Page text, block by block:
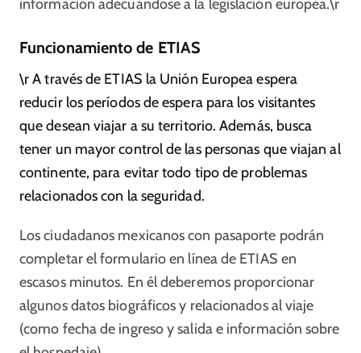
información adecuándose a la legislación europea.\r
Funcionamiento de ETIAS
\r A través de ETIAS la Unión Europea espera
reducir los períodos de espera para los visitantes
que desean viajar a su territorio. Además, busca
tener un mayor control de las personas que viajan al
continente, para evitar todo tipo de problemas
relacionados con la seguridad.
Los ciudadanos mexicanos con pasaporte podrán
completar el formulario en línea de ETIAS en
escasos minutos. En él deberemos proporcionar
algunos datos biográficos y relacionados al viaje
(como fecha de ingreso y salida e información sobre